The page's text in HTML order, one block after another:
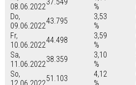
08.06.2022
%
Do,
09.06.2022
43.795
3,53
%
Fr,
10.06.2022
44.498
3,59
%
Sa,
11.06.2022
38.359
3,10
%
So,
51.103
4,12